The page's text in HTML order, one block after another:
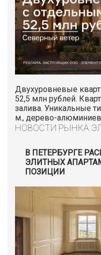
Двухуровневые
52,5 млн рублей.
залива. Уникальные
м., дерево-
НОВОСТИ РЫНКА
В ПЕТЕРБУРГЕ
ЭЛИТНЫХ
ПОЗИЦИИ